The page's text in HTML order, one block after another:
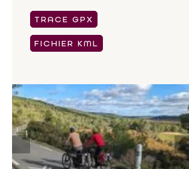
TRACE GPX
FICHIER KML